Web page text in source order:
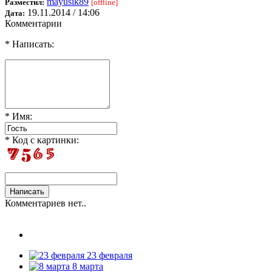
Разместил:
[offline]
Дата: 19.11.2014 / 14:06
Комментарии
* Написать:
* Имя:
* Код с картинки:
Комментариев нет..
23 февраля
8 марта